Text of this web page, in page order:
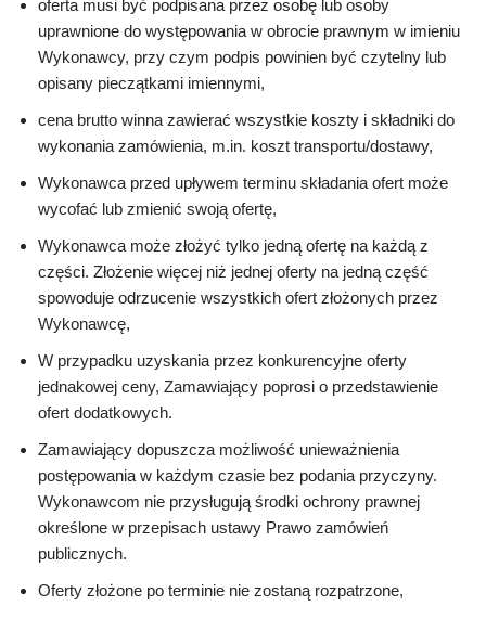
oferta musi być podpisana przez osobę lub osoby
uprawnione do występowania w obrocie prawnym w imieniu
Wykonawcy, przy czym podpis powinien być czytelny lub
opisany pieczątkami imiennymi,
cena brutto winna zawierać wszystkie koszty i składniki do
wykonania zamówienia, m.in. koszt transportu/dostawy,
Wykonawca przed upływem terminu składania ofert może
wycofać lub zmienić swoją ofertę,
Wykonawca może złożyć tylko jedną ofertę na każdą z
części. Złożenie więcej niż jednej oferty na jedną część
spowoduje odrzucenie wszystkich ofert złożonych przez
Wykonawcę,
W przypadku uzyskania przez konkurencyjne oferty
jednakowej ceny, Zamawiający poprosi o przedstawienie
ofert dodatkowych.
Zamawiający dopuszcza możliwość unieważnienia
postępowania w każdym czasie bez podania przyczyny.
Wykonawcom nie przysługują środki ochrony prawnej
określone w przepisach ustawy Prawo zamówień
publicznych.
Oferty złożone po terminie nie zostaną rozpatrzone,